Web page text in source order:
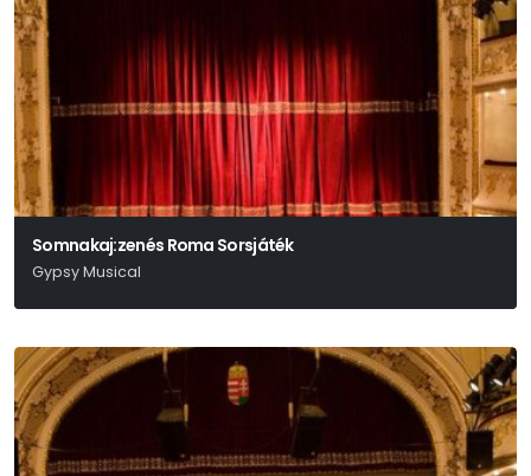
Somnakaj:zenés Roma Sorsjáték
Gypsy Musical